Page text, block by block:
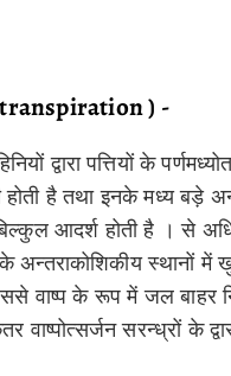
transpiration ) -
द्वारा पत्तियों के
है तथा इनके मध्य बड़े
आदर्श होती है । से
अन्तराकोशिकीय स्थानों
वाष्प के रूप में जल बाहर
सरन्ध्रों के